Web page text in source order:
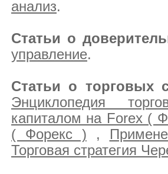
анализ.
Статьи о
управление.
Статьи о торговых
Энциклопедия
капиталом на Forex (
( Форекс ) ,
Торговая стратегия